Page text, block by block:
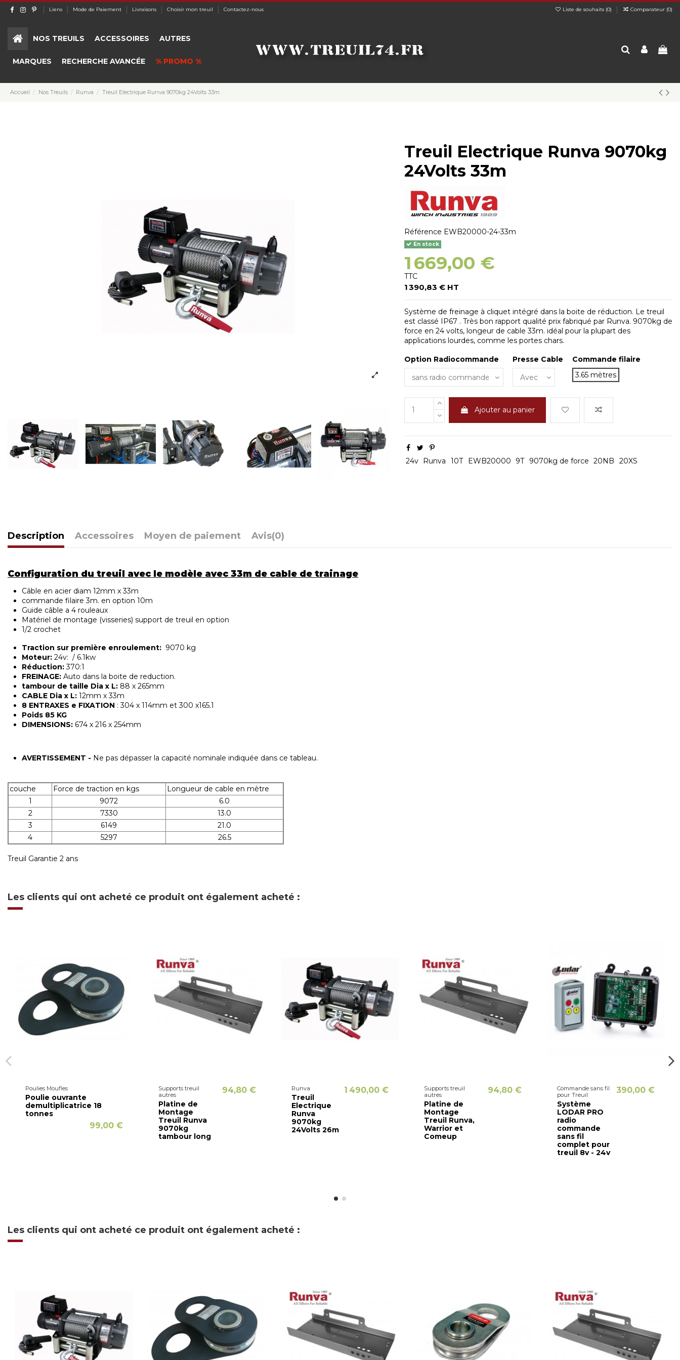
Liens Mode de Paiement Livraisons Choisir mon treuil Contactez-nous Liste de souhaits (0) Comparateur (0)
NOS TREUILS ACCESSOIRES AUTRES
MARQUES RECHERCHE AVANCÉE % PROMO %
Accueil Nos Treuils Runva Treuil Electrique Runva 9070kg 24Volts 33m
Treuil Electrique Runva 9070kg
24Volts 33m
Référence EWB20000-24-33m
En stock
1 669,00 €
TTC
1 390,83 € HT
Système de freinage à cliquet intégré dans la boite de réduction. Le treuil
est classé IP67 . Très bon rapport qualité prix fabriqué par Runva. 9070kg de
force en 24 volts, longeur de cable 33m. idéal pour la plupart des
applications lourdes, comme les portes chars.
Option Radiocommande Presse Cable
Commande filaire
3.65 mètres
Ajouter au panier
24v Runva 10T EWB20000 9T 9070kg de force 20NB 20XS
Description Accessoires Moyen de paiement Avis(0)
Configuration du treuil avec le modèle avec 33m de cable de trainage
Câble en acier diam 12mm x 33m
commande filaire 3m. en option 10m
Guide câble a 4 rouleaux
Matériel de montage (visseries) support de treuil en option
1/2 crochet
Traction sur première enroulement: 9070 kg
Moteur: 24v: / 6.1kw
Réduction:370:1
FREINAGE: Auto dans la boite de reduction.
tambour de taille Dia x L: 88 x 265mm
CABLE Dia x L: 12mm x 33m
8 ENTRAXES e FIXATION : 304 x 114mm et 300 x165.1
Poids 85 KG
DIMENSIONS: 674 x 216 x 254mm
AVERTISSEMENT - Ne pas dépasser la capacité nominale indiquée dans ce tableau.
couche Force de traction en kgs
Longueur de cable en mètre
1
9072
6.0
2
7330
13.0
3
6149
21.0
4
5297 26.5
Treuil Garantie 2 ans
Les clients qui ont acheté ce produit ont également acheté :
Poulies Moufles
Poulie ouvrante
demultiplicatrice 18
tonnes
99,00 €
Supports treuil
autres
Platine de
Montage
Treuil Runva
9070kg
tambour long
94,80 € Runva
Treuil
Electrique
Runva
9070kg
24Volts 26m
1 490,00 €
Supports treuil
autres
Platine de
Montage
Treuil Runva,
Warrior et
Comeup
94,80 €
Commande sans fil
pour Treuil
Système
LODAR PRO
radio
commande
sans fil
complet pour
treuil 8v - 24v
390,00 €
Les clients qui ont acheté ce produit ont également acheté :